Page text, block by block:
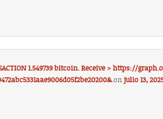
1.549739 bitcoin. Receive > https://
onjulio 13,